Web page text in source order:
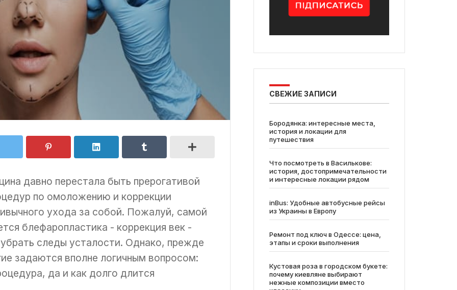
давно перестала быть прерогативой
по омоложению и коррекции
ухода за собой. Пожалуй, самой
блефаропластика - коррекция век -
следы усталости. Однако, прежде
задаются вполне логичным вопросом:
да и как долго длится
СВЕЖИЕ ЗАПИСИ
Бородянка: интересные места,
история и локации для
путешествия
Что посмотреть в Василькове:
история, достопримечательности
и интересные локации рядом
inBus: Удобные автобусные рейсы
из Украины в Европу
Ремонт под ключ в Одессе: цена,
этапы и сроки выполнения
Кустовая роза в городском букете:
почему киевляне выбирают
нежные композиции вместо